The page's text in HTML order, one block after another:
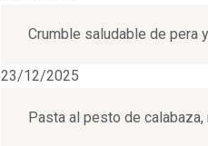
Crumble saludable de pera
23/12/2025
Pasta al pesto de